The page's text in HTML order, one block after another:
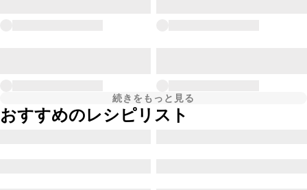
続きをもっと見る
おすすめのレシピリスト